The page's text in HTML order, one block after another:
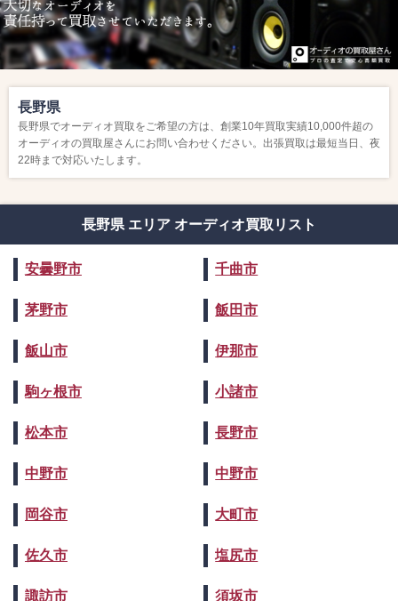
長野県
長野県でオーディオ買取をご希望の方は、創業10年買取実績10,000件超の
オーディオの買取屋さんにお問い合わせください。出張買取は最短当日、夜
22時まで対応いたします。
長野県 エリア オーディオ買取リスト
安曇野市 千曲市
茅野市 飯田市
飯山市 伊那市
駒ヶ根市 小諸市
松本市 長野市
中野市 中野市
岡谷市 大町市
佐久市 塩尻市
諏訪市 須坂市